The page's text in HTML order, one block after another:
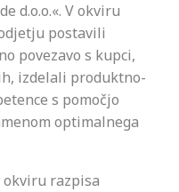
d.o.o.«. V okviru
postavili
povezavo s kupci,
izdelali produktno-
s pomočjo
optimalnega
okviru razpisa